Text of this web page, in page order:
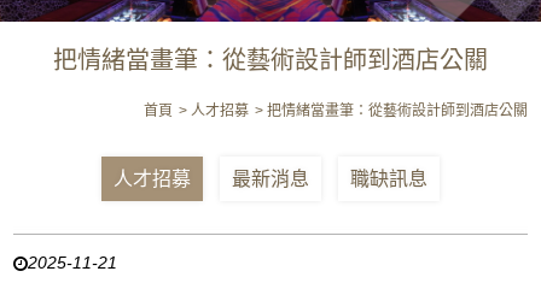
把情緒當畫筆：從藝術設計師到酒店公關
首頁 人才招募 把情緒當畫筆：從藝術設計師到酒店公關
人才招募 最新消息 職缺訊息
2025-11-21